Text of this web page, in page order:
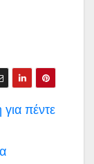
πέντε